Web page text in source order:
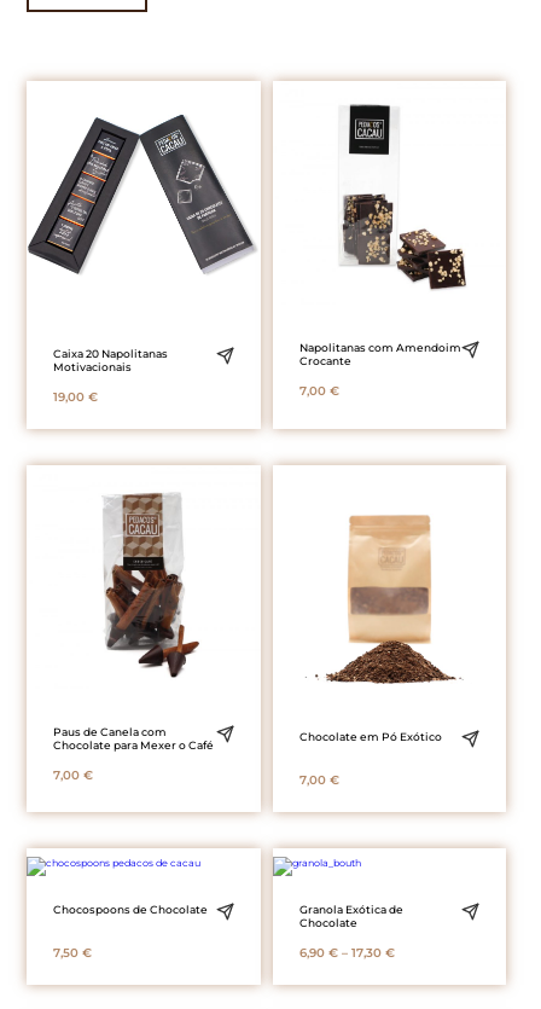
Caixa 20 Napolitanas
Motivacionais
19,00€
Napolitanas com Amendoim
Crocante
7,00 €
Paus de Canela com
Chocolate para Mexer o Café
7,00€
Chocolate em Pó Exótico
7,00 €
Chocospoons de Chocolate
7,50€
Granola Exótica de
Chocolate
6,90 € – 17,30 €Price
6,90 €